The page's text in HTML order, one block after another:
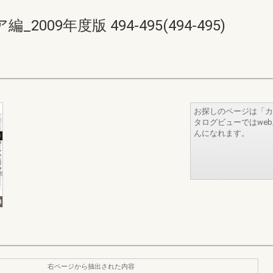
_2009年度版 494-495(494-495)
お探しのページは「
タログビューでは
んになれます。
右ページから抽出された内容